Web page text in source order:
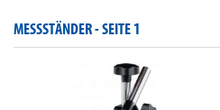
MESSSTÄNDER -SEITE 1